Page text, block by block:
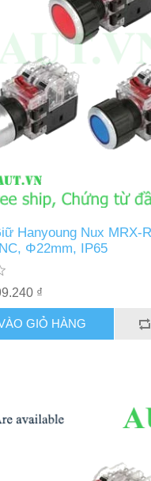
Hanyoung Nux MRX-
Φ22mm, IP65
₫
GIỎ HÀNG